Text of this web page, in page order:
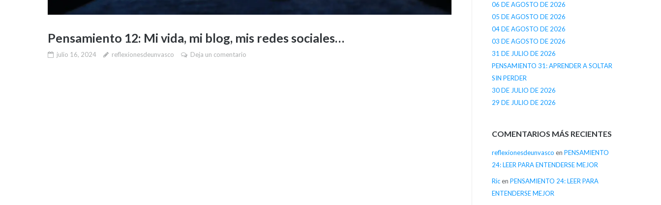
Pensamiento 12: Mi vida, mi blog, mis redes sociales…
julio 16, 2024 reflexionesdeunvasco Deja un comentario
06 DE AGOSTO DE 2026
05 DE AGOSTO DE 2026
04 DE AGOSTO DE 2026
03 DE AGOSTO DE 2026
31 DE JULIO DE 2026
PENSAMIENTO 31: APRENDER A SOLTAR
SIN PERDER
30 DE JULIO DE 2026
29 DE JULIO DE 2026
COMENTARIOS MÁS RECIENTES
reflexionesdeunvasco en PENSAMIENTO
24: LEER PARA ENTENDERSE MEJOR
Ricen PENSAMIENTO 24: LEER PARA
ENTENDERSE MEJOR